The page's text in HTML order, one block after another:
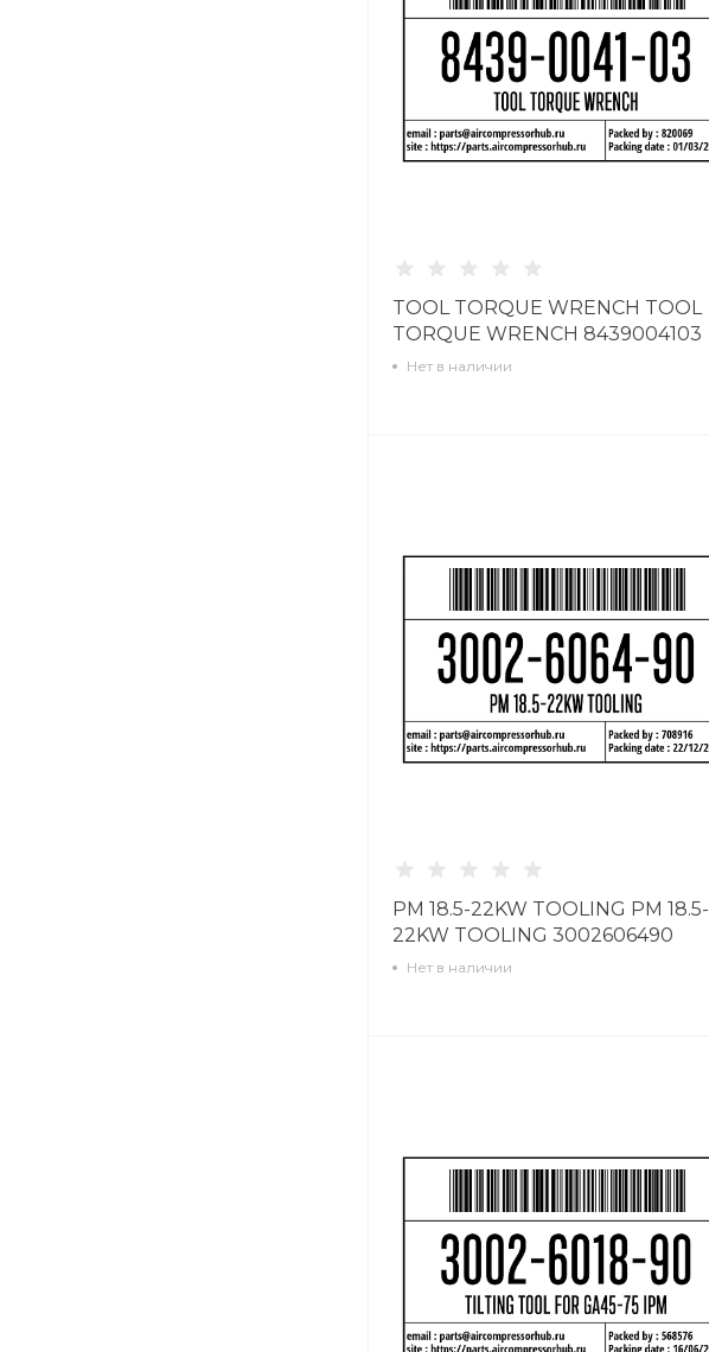
TOOL TORQUE WRENCH TOOL
TORQUE WRENCH 8439004103
Нет в наличии
PM 18.5-22KW TOOLING PM 18.5-
22KW TOOLING 3002606490
Нет в наличии